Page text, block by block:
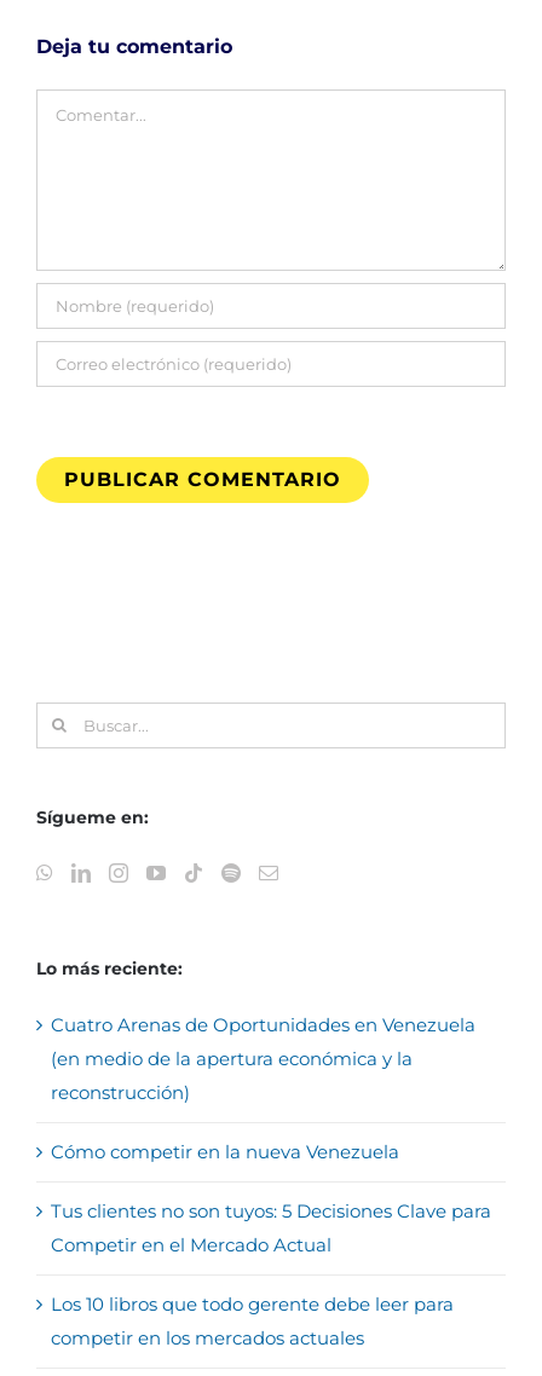
Deja tu comentario
Comentar
Buscar:
Sígueme en:
Lo más reciente:
Cuatro Arenas de Oportunidades en Venezuela
(en medio de la apertura económica y la
reconstrucción)
Cómo competir en la nueva Venezuela
Tus clientes no son tuyos: 5 Decisiones Clave para
Competir en el Mercado Actual
Los 10 libros que todo gerente debe leer para
competir en los mercados actuales